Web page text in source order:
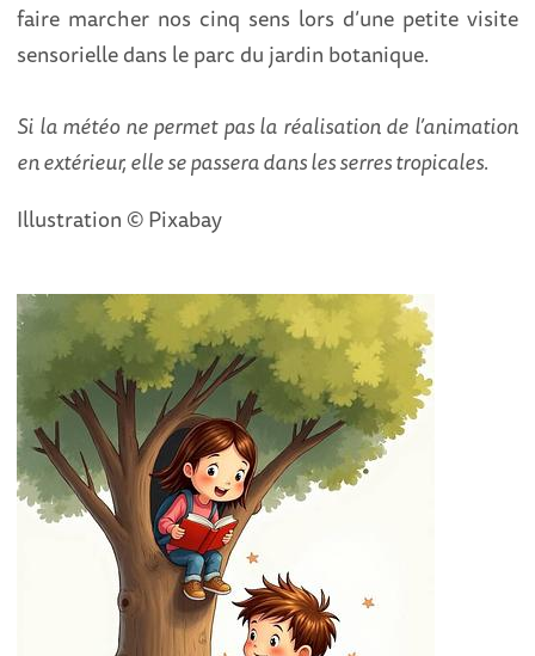
faire marcher nos cinq sens lors d’une petite visite
sensorielle dans le parc du jardin botanique.
Si la météo ne permet pas la réalisation de l’animation
en extérieur, elle se passera dans les serres tropicales.
Illustration © Pixabay